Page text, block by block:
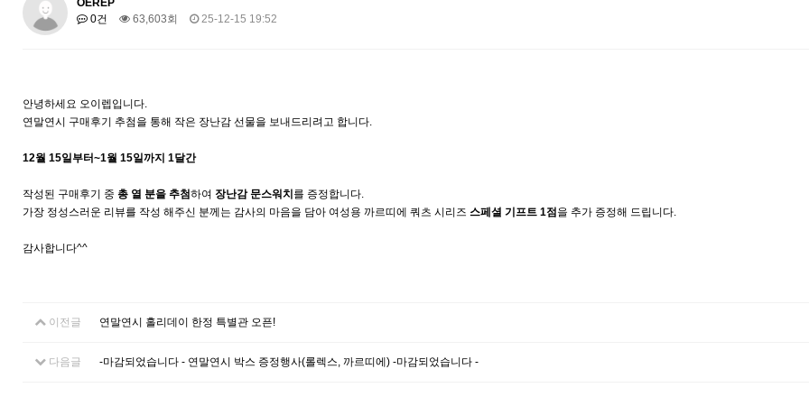
OEREP
0건
63,603회 25-12-15 19:52
안녕하세요 오이렙입니다.
연말연시 구매후기 추첨을 통해 작은 장난감 선물을 보내드리려고 합니다.
12월 15일부터~1월 15일까지 1달간
작성된 구매후기 중 총 열 분을 추첨하여 장난감 문스워치 를 증정합니다.
가장 정성스러운 리뷰를 작성 해주신 분께는 감사의 마음을 담아 여성용 까르띠에 쿼츠 시리즈 스페셜 기프트 1점 을 추가 증정해 드립니다.
감사합니다^^
이전글 연말연시 홀리데이 한정 특별관 오픈!
다음글 -마감되었습니다 - 연말연시 박스 증정행사(롤렉스, 까르띠에) -마감되었습니다 -